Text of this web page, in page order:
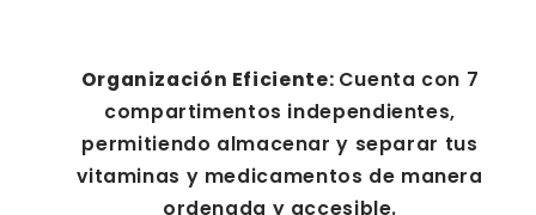
Organización Eficiente: Cuenta con 7
compartimentos independientes,
permitiendo almacenar y separar tus
vitaminas y medicamentos de manera
ordenada y accesible.